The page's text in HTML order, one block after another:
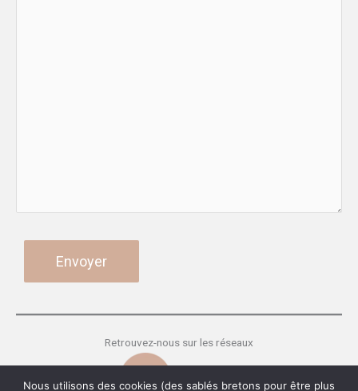
Retrouvez-nous sur les réseaux
Nous utilisons des cookies (des sablés bretons pour être plus